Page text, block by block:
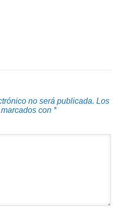
no será publicada. Los
con *